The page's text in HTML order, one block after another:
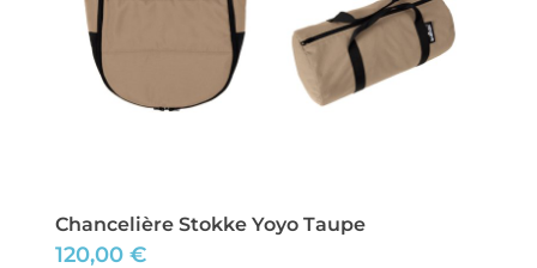
Chancelière Stokke Yoyo Taupe
120,00 €